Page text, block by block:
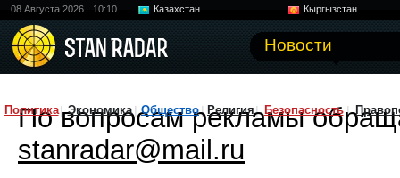
08 Августа 2026 10:10 Казахстан
Кыргызстан
Новости
Политика Экономика Общество Религия Безопасность
По вопросам рекламы
stanradar@mail.ru